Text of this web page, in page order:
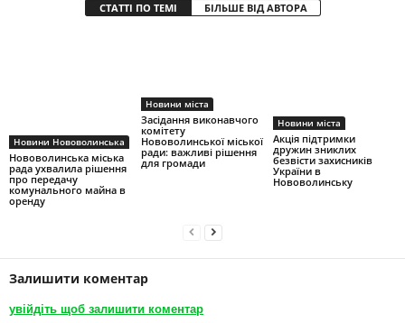
СТАТТІ ПО ТЕМІ БІЛЬШЕ ВІД АВТОРА
Новини Нововолинська
Нововолинська міська
рада ухвалила рішення
про передачу
комунального майна в
оренду
Новини міста
Засідання виконавчого
комітету
Нововолинської міської
ради: важливі рішення
для громади
Новини міста
Акція підтримки
дружин зниклих
безвісти захисників
України в
Нововолинську
Залишити коментар
увійдіть щоб залишити коментар